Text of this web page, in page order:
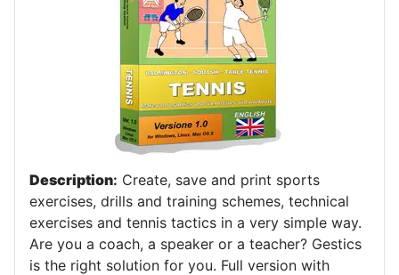
Description: Create, save and print sports
exercises, drills and training schemes, technical
exercises and tennis tactics in a very simple way.
Are you a coach, a speaker or a teacher? Gestics
is the right solution for you. Full version with